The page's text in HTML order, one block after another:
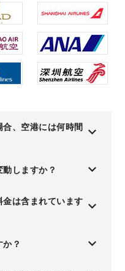
、空港には何時間
しますか？
は含まれています
？